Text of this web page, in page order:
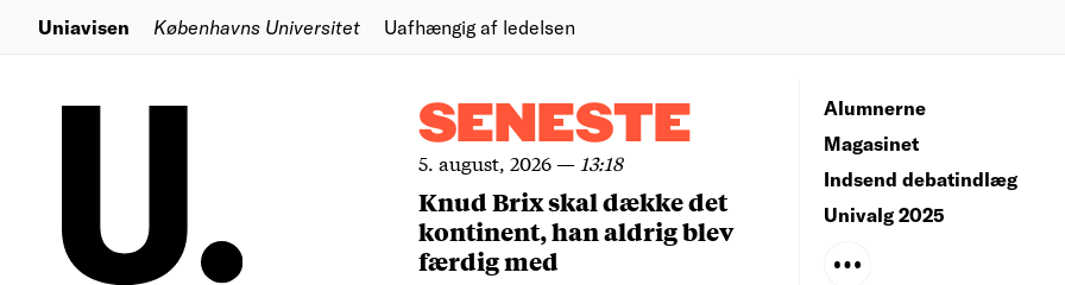
Uniavisen Københavns Universitet Uafhængig af ledelsen
SENESTE
5. august, 2026— 13:18
Knud Brix skal dække det
kontinent, han aldrig blev
færdig med
Alumnerne
Magasinet
Indsend debatindlæg
Univalg 2025